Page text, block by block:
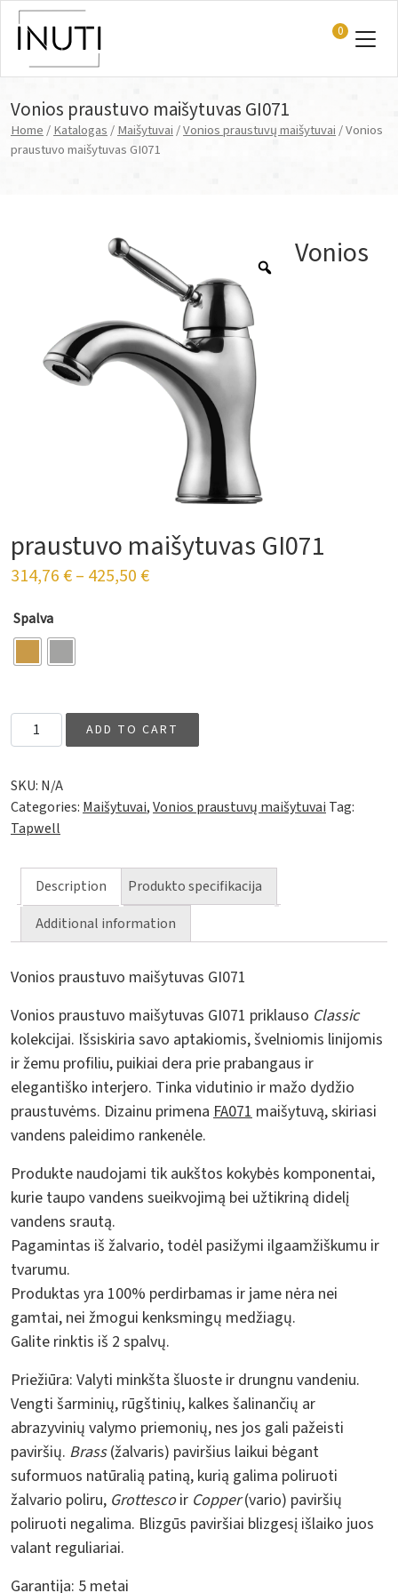
Main Navigation
0
Vonios praustuvo maišytuvas GI071
Home/Katalogas/Maišytuvai/Vonios praustuvų maišytuvai/ Vonios
praustuvo maišytuvas GI071
Vonios
praustuvo maišytuvas GI071
314,76€– 425,50€
Spalva
Vonios praustuvo maišytuvas GI071 quantity
ADD TO CART
SKU: N/A
Categories: Maišytuvai,Vonios praustuvų maišytuvai Tag:
Tapwell
Description
Produkto specifikacija
Additional information
Vonios praustuvo maišytuvas GI071
Vonios praustuvo maišytuvas GI071 priklauso Classic
kolekcijai. Išsiskiria savo aptakiomis, švelniomis linijomis
ir žemu profiliu, puikiai dera prie prabangaus ir
elegantiško interjero. Tinka vidutinio ir mažo dydžio
praustuvėms. Dizainu primena FA071 maišytuvą, skiriasi
vandens paleidimo rankenėle.
Produkte naudojami tik aukštos kokybės komponentai,
kurie taupo vandens sueikvojimą bei užtikriną didelį
vandens srautą.
Pagamintas iš žalvario, todėl pasižymi ilgaamžiškumu ir
tvarumu.
Produktas yra 100% perdirbamas ir jame nėra nei
gamtai, nei žmogui kenksmingų medžiagų.
Galite rinktis iš 2 spalvų.
Priežiūra: Valyti minkšta šluoste ir drungnu vandeniu.
Vengti šarminių, rūgštinių, kalkes šalinančių ar
abrazyvinių valymo priemonių, nes jos gali pažeisti
paviršių. Brass(žalvaris) paviršius laikui bėgant
suformuos natūralią patiną, kurią galima poliruoti
žalvario poliru, Grottescoir Copper(vario) paviršių
poliruoti negalima. Blizgūs paviršiai blizgesį išlaiko juos
valant reguliariai.
Garantija: 5 metai